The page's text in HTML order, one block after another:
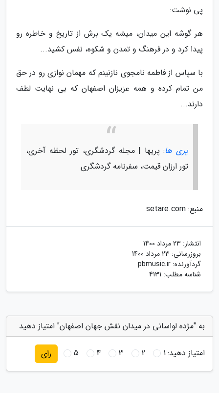
پی نوشت:
هر گوشه این میدان، میشه یک برش از تاریخ و خاطره رو
پیدا کرد و در فرهنگ و تمدن و شکوه، نفس کشید...
با سپاس از فاطمه نامجوی نازنینم که مهمان نوازی رو در حق
من تمام کرده و همه عزیزان اصفهان که بی نهایت لطف
دارند...
پری ها: پریها | مجله گردشگری، تور لحظه آخری،
تور ارزان قیمت، سفرنامه گردشگری
منبع: setare.com
انتشار: 23 مرداد 1400
بروزرسانی: 23 مرداد 1400
گردآورنده: pbmusic.ir
شناسه مطلب: 4131
به "مژده لواسانی در میدان نقش جهان اصفهان" امتیاز دهید
امتیاز دهید:1
2
3
4
5 رای